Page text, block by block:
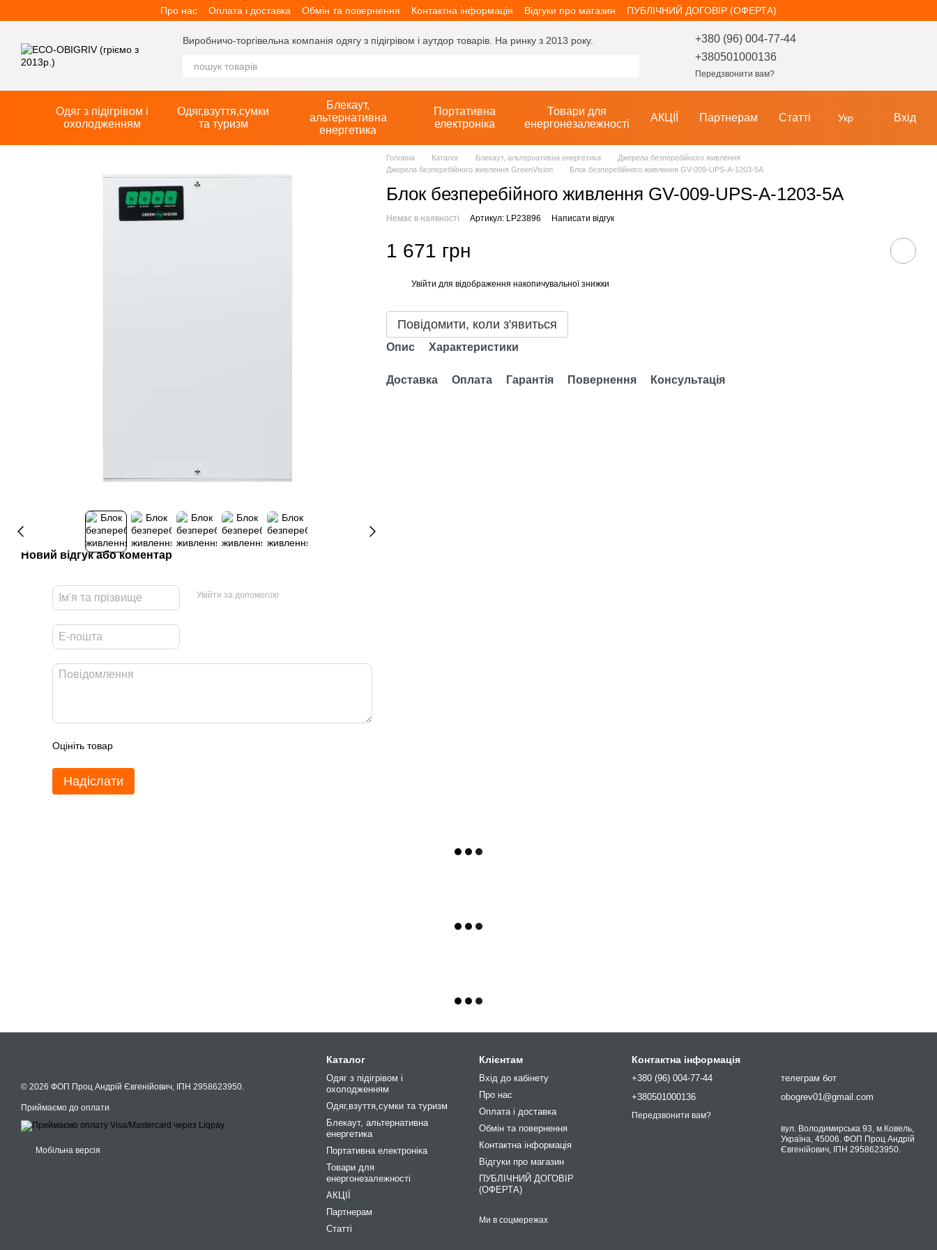
Про нас Оплата і доставка Обмін та повернення Контактна інформація Відгуки про магазин ПУБЛІЧНИЙ ДОГОВІР (ОФЕРТА)
Виробничо-торгівельна компанія одягу з підігрівом і аутдор товарів. На ринку з 2013 року.
+380 (96) 004-77-44
+380501000136
Передзвонити вам?
Одяг з підігрівом і
охолодженням
Одяг,взуття,сумки
та туризм
Блекаут,
альтернативна
енергетика
Портативна
електроніка
Товари для
енергонезалежності
АКЦІЇ Партнерам Статті Укр Вхід
Новий відгук або коментар
Увійти за допомогою
Оцініть товар
Надіслати
Головна Каталог Блекаут, альтернативна енергетика
Джерела безперебійного живлення
Джерела безперебійного живлення GreenVision
Блок безперебійного живлення GV-009-UPS-A-1203-5A
Блок безперебійного живлення GV-009-UPS-A-1203-5A
Немає в наявності Артикул: LP23896 Написати відгук
1 671 грн
Увійти для відображення накопичувальної знижки
Повідомити, коли з'явиться
Опис Характеристики
Доставка Оплата Гарантія Повернення Консультація
© 2026 ФОП Проц Андрій Євгенійович, ІПН 2958623950.
Приймаємо до оплати
Мобільна версія
Каталог
Одяг з підігрівом і
охолодженням
Одяг,взуття,сумки та туризм
Блекаут, альтернативна
енергетика
Портативна електроніка
Товари для
енергонезалежності
АКЦІЇ
Партнерам
Статті
Клієнтам
Вхід до кабінету
Про нас
Оплата і доставка
Обмін та повернення
Контактна інформація
Відгуки про магазин
ПУБЛІЧНИЙ ДОГОВІР
(ОФЕРТА)
Ми в соцмережах
Контактна інформація
+380 (96) 004-77-44
+380501000136
Передзвонити вам?
телеграм бот
obogrev01@gmail.com
вул. Володимирська 93, м.Ковель,
Україна, 45006. ФОП Проц Андрій
Євгенійович, ІПН 2958623950.